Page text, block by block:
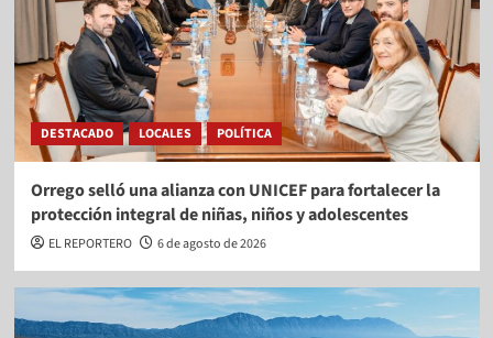
DESTACADO LOCALES POLÍTICA
Orrego selló una alianza con UNICEF para fortalecer la
protección integral de niñas, niños y adolescentes
EL REPORTERO 6 de agosto de 2026